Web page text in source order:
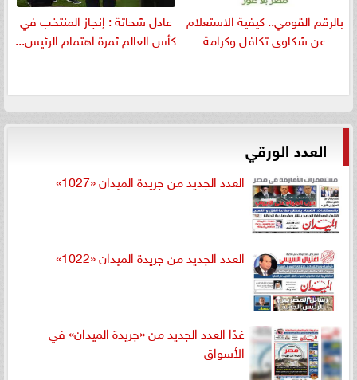
بالرقم القومي.. كيفية الاستعلام
عن شكاوى تكافل وكرامة
عادل شحاتة : إنجاز المنتخب في
كأس العالم ثمرة اهتمام الرئيس...
العدد الورقي
العدد الجديد من جريدة الميدان «1027»
العدد الجديد من جريدة الميدان «1022»
غدًا العدد الجديد من «جريدة الميدان» في
الأسواق